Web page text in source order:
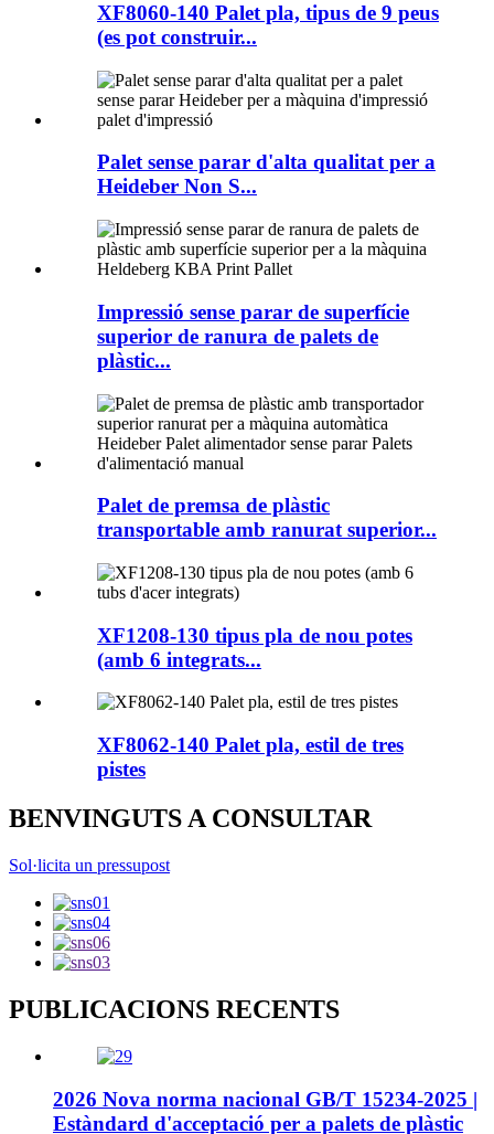
XF8060-140 Palet pla, tipus de 9 peus
(es pot construir...
Palet sense parar d'alta qualitat per a
Heideber Non S...
Impressió sense parar de superfície
superior de ranura de palets de
plàstic...
Palet de premsa de plàstic
transportable amb ranurat superior...
XF1208-130 tipus pla de nou potes
(amb 6 integrats...
XF8062-140 Palet pla, estil de tres
pistes
BENVINGUTS A CONSULTAR
Sol·licita un pressupost
PUBLICACIONS RECENTS
2026 Nova norma nacional GB/T 15234-2025 |
Estàndard d'acceptació per a palets de plàstic